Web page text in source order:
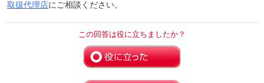
取扱代理店にご相談ください。
この回答は役に立ちましたか？